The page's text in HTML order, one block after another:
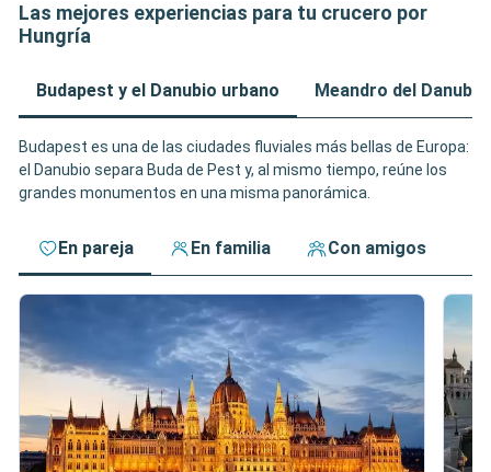
Las mejores experiencias para tu crucero por
Hungría
Budapest y el Danubio urbano Meandro del Danubio
Budapest es una de las ciudades fluviales más bellas de Europa:
el Danubio separa Buda de Pest y, al mismo tiempo, reúne los
grandes monumentos en una misma panorámica.
En pareja En familia Con amigos